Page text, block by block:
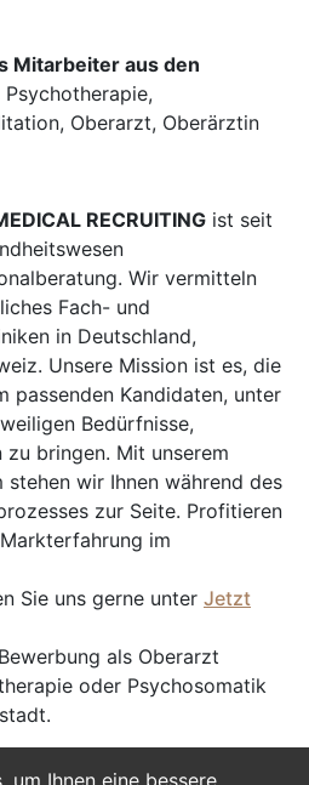
um Ihnen eine bessere
Mitarbeiter aus den
Oberarzt, Oberärztin
RECRUITING ist seit
Wir vermitteln
Fach- und
in Deutschland,
Unsere Mission ist es, die
passenden Kandidaten, unter
Bedürfnisse,
bringen. Mit unserem
wir Ihnen während des
zur Seite. Profitieren
im
Sie uns gerne unter Jetzt
als Oberarzt
oder Psychosomatik